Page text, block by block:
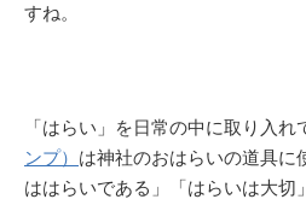
すね。
「はらい」を日常の中に取り入れ
ンプ） は神社のおはらいの道具に
ははらいである」「はらいは大切